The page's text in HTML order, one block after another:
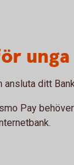
unga
ansluta ditt
Pay